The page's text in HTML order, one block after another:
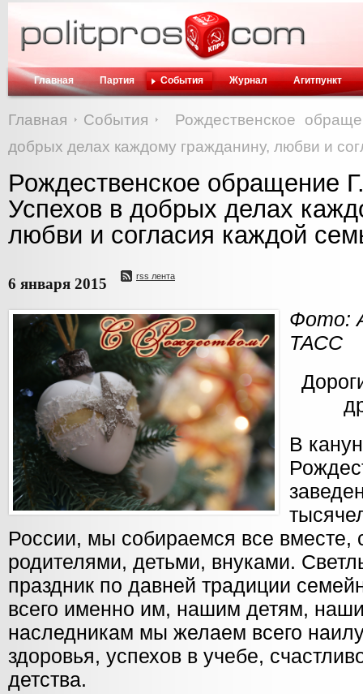
Главная Партия События Журнал Агитпункт
Главная События
Рождественское
добрых делах каждому гражданину, любви и
Рождественское обращение
Успехов в добрых делах
любви и согласия каждой
6 января 2015 rss лента
Фото:
ТАСС
В
России, мы собираемся все вместе,
родителями, детьми, внуками.
праздник по давней традиции
всего именно им, нашим детям,
наследникам мы желаем всего
здоровья, успехов в учебе,
детства.